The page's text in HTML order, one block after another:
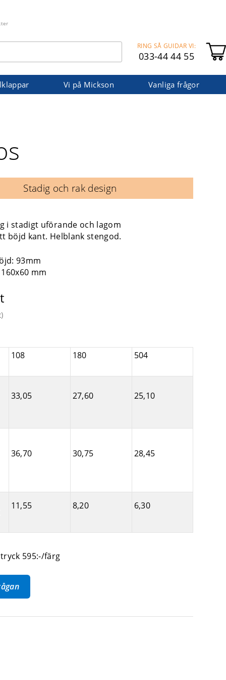
RING SÅ GUIDAR VI:
033-44 44 55
Vi på Mickson Vanliga frågor
Stadig och rak design
i stadigt uförande och lagom
böjd kant. Helblank stengod.
93mm
mm
)
108 180 504
33,05 27,60 25,10
36,70 30,75 28,45
11,55 8,20 6,30
595:-/färg